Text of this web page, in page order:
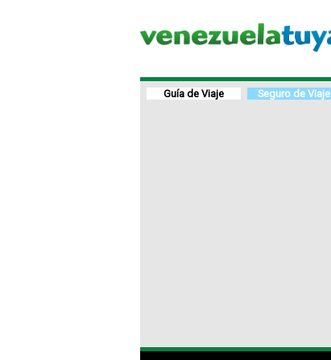
Guía de Viaje Seguro de Viaje